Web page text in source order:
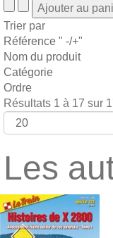
Trier par
Référence " -/+"
Nom du produit
Catégorie
Ordre
Résultats 1 à 17 sur
Les